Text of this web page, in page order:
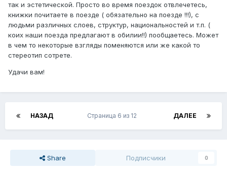
так и эстетической. Просто во время поездок отвлечетесь,
книжки почитаете в поезде ( обязательно на поезде !!!), с
людьми различных слоев, структур, национальностей и т.п. (
коих наши поезда предлагают в обилии!!) пообщаетесь. Может
в чем то некоторые взгляды поменяются или же какой то
стереотип сотрете.
Удачи вам!
НАЗАД ДАЛЕЕ
Страница 6 из 12
Share Подписчики 0